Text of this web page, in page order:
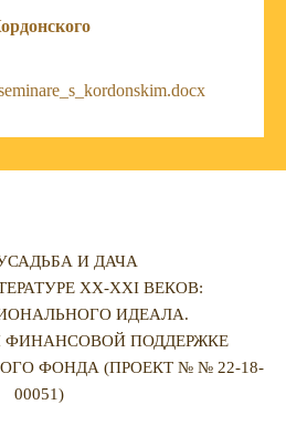
И ДАЧА
XX-XXI ВЕКОВ:
ИДЕАЛА.
ФИНАНСОВОЙ ПОДДЕРЖКЕ
ФОНДА (ПРОЕКТ № № 22-18-
00051)